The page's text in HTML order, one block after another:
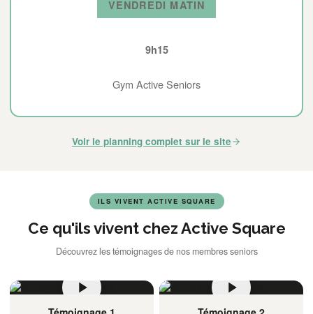
VENDREDI MATIN
9h15
Gym Active Seniors
Voir le planning complet sur le site
ILS VIVENT ACTIVE SQUARE
Ce qu'ils vivent chez Active Square
Découvrez les témoignages de nos membres seniors